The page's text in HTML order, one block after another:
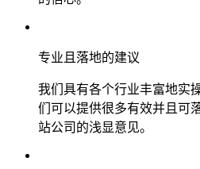
专业且落地的建议
我们具有各个行业丰富地实
们可以提供很多有效并且可
站公司的浅显意见。